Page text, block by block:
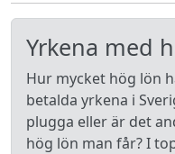
Yrkena med
Hur mycket hög lön
betalda yrkena i
plugga eller är det
hög lön man får? I